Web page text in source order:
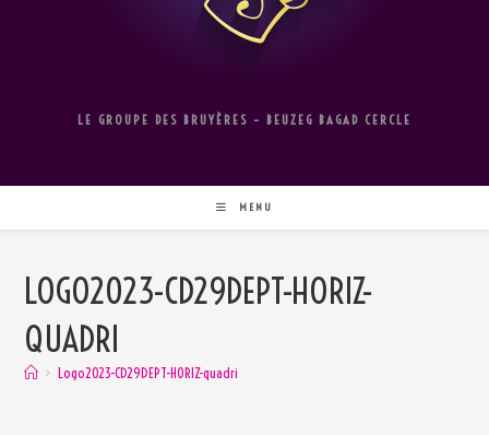
LE GROUPE DES BRUYÈRES – BEUZEG BAGAD CERCLE
MENU
LOGO2023-CD29DEPT-HORIZ-
QUADRI
> Logo2023-CD29DEPT-HORIZ-quadri